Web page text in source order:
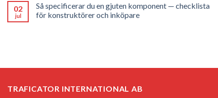
02
jul
Så specificerar du en gjuten komponent — checklista
för konstruktörer och inköpare
TRAFICATOR INTERNATIONAL AB